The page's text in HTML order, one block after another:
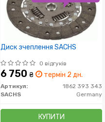
Диск зчеплення SACHS
0 відгуків
6 750 ₴ термін 2 дн.
Артикул:
1862 393 343
SACHS
Germany
КУПИТИ